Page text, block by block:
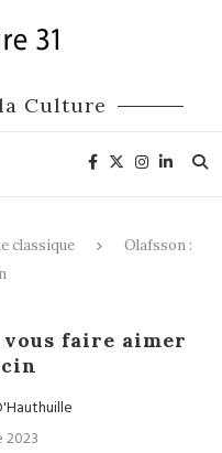
Culture
classique
Olafsson :
faire aimer
2023